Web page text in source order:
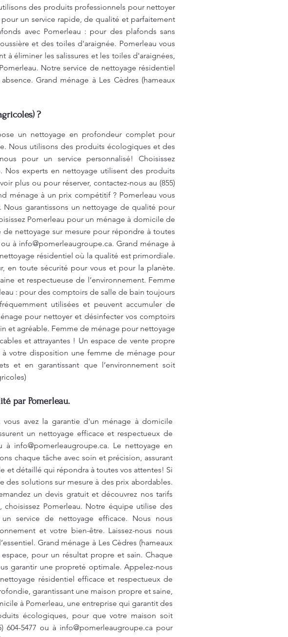
des produits professionnels pour nettoyer
un service rapide, de qualité et parfaitement
avec Pomerleau : pour des plafonds sans
et des toiles d'araignée. Pomerleau vous
éliminer les salissures et les toiles d'araignées,
Notre service de nettoyage résidentiel
Grand ménage à Les Cèdres (hameaux
?
un nettoyage en profondeur complet pour
Nous utilisons des produits écologiques et des
pour un service personnalisé! Choisissez
Nos experts en nettoyage utilisent des produits
plus ou pour réserver, contactez-nous au (855)
ménage à un prix compétitif ? Pomerleau vous
garantissons un nettoyage de qualité pour
Pomerleau pour un ménage à domicile de
nettoyage sur mesure pour répondre à toutes
à info@pomerleaugroupe.ca. Grand ménage à
résidentiel où la qualité est primordiale.
en toute sécurité pour vous et pour la planète.
et respectueuse de l’environnement. Femme
: pour des comptoirs de salle de bain toujours
utilisées et peuvent accumuler de
pour nettoyer et désinfecter vos comptoirs
et agréable. Femme de ménage pour nettoyage
et attrayantes ! Un espace de vente propre
votre disposition une femme de ménage pour
et en garantissant que l’environnement soit
par Pomerleau.
vous avez la garantie d'un ménage à domicile
un nettoyage efficace et respectueux de
à info@pomerleaugroupe.ca. Le nettoyage en
chaque tâche avec soin et précision, assurant
et détaillé qui répondra à toutes vos attentes! Si
des solutions sur mesure à des prix abordables.
un devis gratuit et découvrez nos tarifs
Pomerleau. Notre équipe utilise des
service de nettoyage efficace. Nous nous
et votre bien-être. Laissez-nous nous
Grand ménage à Les Cèdres (hameaux
pour un résultat propre et sain. Chaque
garantir une propreté optimale. Appelez-nous
résidentiel efficace et respectueux de
garantissant une maison propre et saine,
à Pomerleau, une entreprise qui garantit des
écologiques, pour que votre maison soit
604-5477 ou à info@pomerleaugroupe.capour